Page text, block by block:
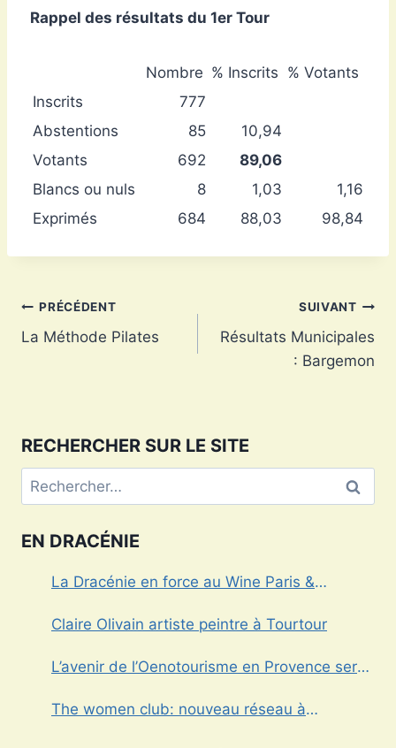
Rappel des résultats du 1er Tour
Nombre % Inscrits % Votants
Inscrits
777
Abstentions
85
10,94
Votants
692
89,06
Blancs ou nuls
8 1,03
1,16
Exprimés
684 88,03 98,84
Navigation
de
PRÉCÉDENT
La Méthode Pilates
SUIVANT
Résultats Municipales
: Bargemon
RECHERCHER SUR LE SITE
Rechercher :
EN DRACÉNIE
La Dracénie en force au Wine Paris &
Claire Olivain artiste peintre à Tourtour
L’avenir de l’Oenotourisme en Provence sera-
The women club: nouveau réseau à